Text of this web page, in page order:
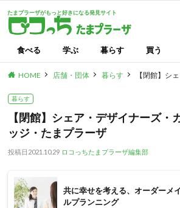
たまプラーザがもっと好きになる発見サイト
食べる 学ぶ 暮らす 買う
HOME 店舗・団体 暮らす 【閉館】シ
暮らす
【閉館】シェア・デザイナーズ・
ッジ・たまプラーザ
投稿日 2021.10.29 ロコっちたまプラーザ編集部
共に幸せを考える、オーダーメ
ルプランニング